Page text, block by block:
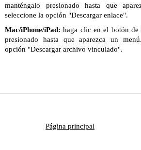
manténgalo presionado hasta que
seleccione la opción "Descargar enlace".
Mac/iPhone/iPad: haga clic en el botón de
presionado hasta que aparezca un
opción "Descargar archivo vinculado".
Página principal